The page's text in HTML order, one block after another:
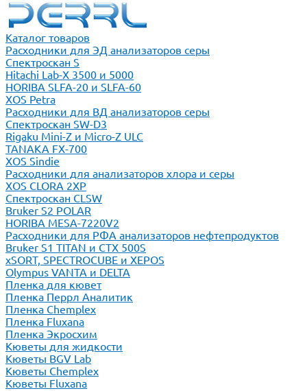
Каталог товаров
Расходники для ЭД анализаторов серы
Спектроскан S
Hitachi Lab-X 3500 и 5000
HORIBA SLFA-20 и SLFA-60
XOS Petra
Расходники для ВД анализаторов серы
Спектроскан SW-D3
Rigaku Mini-Z и Micro-Z ULC
TANAKA FX-700
XOS Sindie
Расходники для анализаторов хлора и серы
XOS CLORA 2XP
Спектроскан CLSW
Bruker S2 POLAR
HORIBA MESA-7220V2
Расходники для РФА анализаторов нефтепродуктов
Bruker S1 TITAN и CTX 500S
xSORT, SPECTROCUBE и XEPOS
Olympus VANTA и DELTA
Пленка для кювет
Пленка Перрл Аналитик
Пленка Chemplex
Пленка Fluxana
Пленка Экросхим
Кюветы для жидкости
Кюветы BGV Lab
Кюветы Chemplex
Кюветы Fluxana